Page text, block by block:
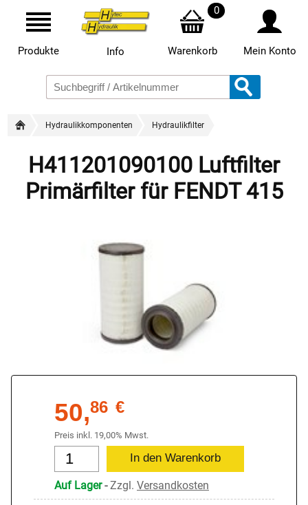
Produkte Info
0
Warenkorb Mein Konto
Hydraulikkomponenten Hydraulikfilter
H411201090100 Luftfilter
Primärfilter für FENDT 415
50,86 €
Preis inkl. 19,00% Mwst.
Auf Lager-Zzgl. Versandkosten